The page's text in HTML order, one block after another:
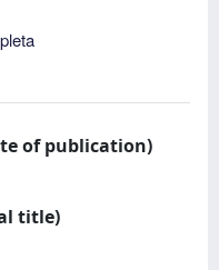
of publication)
title)